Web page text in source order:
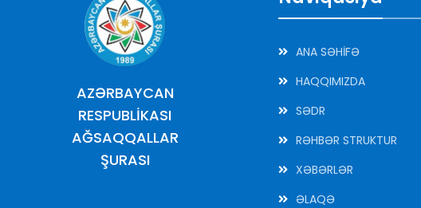
AZƏRBAYCAN
RESPUBLİKASI
AĞSAQQALLAR
ŞURASI
ANA SƏHİFƏ
HAQQIMIZDA
SƏDR
RƏHBƏR STRUKTUR
XƏBƏRLƏR
ƏLAQƏ